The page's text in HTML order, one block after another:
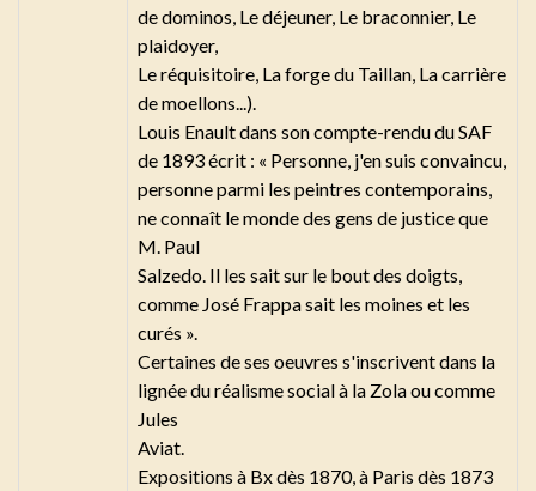
de dominos, Le déjeuner, Le braconnier, Le
plaidoyer,
Le réquisitoire, La forge du Taillan, La carrière
de moellons...).
Louis Enault dans son compte-rendu du SAF
de 1893 écrit : « Personne, j'en suis convaincu,
personne parmi les peintres contemporains,
ne connaît le monde des gens de justice que
M. Paul
Salzedo. Il les sait sur le bout des doigts,
comme José Frappa sait les moines et les
curés ».
Certaines de ses oeuvres s'inscrivent dans la
lignée du réalisme social à la Zola ou comme
Jules
Aviat.
Expositions à Bx dès 1870, à Paris dès 1873